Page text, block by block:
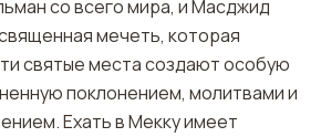
со всего мира, и Масджид
мечеть, которая
святые места создают особую
поклонением, молитвами и
Ехать в Мекку имеет